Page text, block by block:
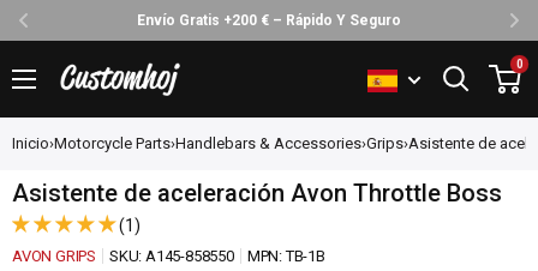
Envío Gratis +200 € – Rápido Y Seguro
directamente
al
contenido
Customhoj
0
Inicio›Motorcycle Parts›Handlebars & Accessories›Grips›Asistente de
Asistente de aceleración Avon Throttle Boss
(1)
AVON GRIPS SKU: A145-858550 MPN:TB-1B